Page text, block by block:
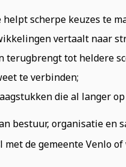
scherpe keuzes te
vertaalt naar
terugbrengt tot heldere
te verbinden;
die al langer
bestuur, organisatie en
de gemeente Venlo